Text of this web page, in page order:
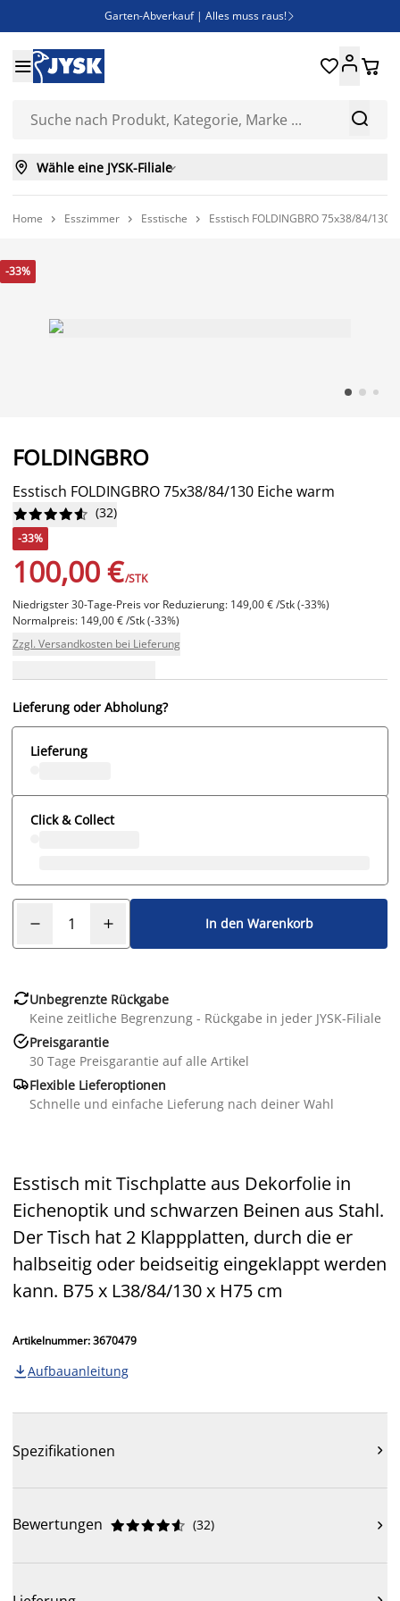
Garten-Abverkauf | Alles muss raus! 
Bist du Unternehmer? Entdecke JYSK-B2B
Esszimmerstuhl ADSLEV um nur 40€


 
 Wähle eine JYSK-Filiale
Home  Esszimmer  Esstische  Esstisch FOLDINGBRO 75x38/84/130
-33%
FOLDINGBRO
Esstisch FOLDINGBRO 75x38/84/130 Eiche warm





 (32)
-33%
100,00 €/STK
Niedrigster 30-Tage-Preis vor Reduzierung: 149,00 € /Stk (-33%)
Normalpreis: 149,00 € /Stk (-33%)
Zzgl. Versandkosten bei Lieferung
Lieferung oder Abholung?
Lieferung
Click & Collect
In den Warenkorb
Unbegrenzte Rückgabe
Keine zeitliche Begrenzung - Rückgabe in jeder JYSK-Filiale
Preisgarantie
30 Tage Preisgarantie auf alle Artikel
Flexible Lieferoptionen
Schnelle und einfache Lieferung nach deiner Wahl
Esstisch mit Tischplatte aus Dekorfolie in
Eichenoptik und schwarzen Beinen aus Stahl.
Der Tisch hat 2 Klappplatten, durch die er
halbseitig oder beidseitig eingeklappt werden
kann. B75 x L38/84/130 x H75 cm
Artikelnummer: 3670479
 Aufbauanleitung
Spezifikationen 
Bewertungen 




 (32) 